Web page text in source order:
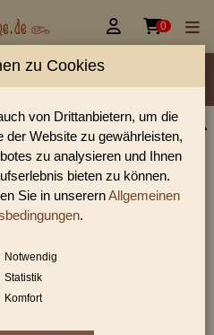
 0
Farbe
Glasperlen facettiert opak
mm
sie zahlreich facettierte
mm und viele weiter Glasperlen.
folgender Kategorie:
|facettiert opak
zu Cookies
von Drittanbietern, um die
der Website zu gewährleisten,
zu analysieren und Ihnen
bieten zu können.
Sie in unserernAllgemeinen
.
Notwendig
Statistik
Komfort